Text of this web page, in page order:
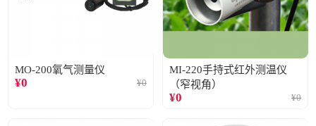
MO-200氧气测量仪
¥0 ¥0
MI-220手持式红外测温仪
（窄视角）
¥0 ¥0